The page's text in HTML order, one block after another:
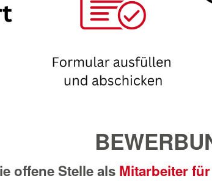
offene Stelle als Mitarbeiter